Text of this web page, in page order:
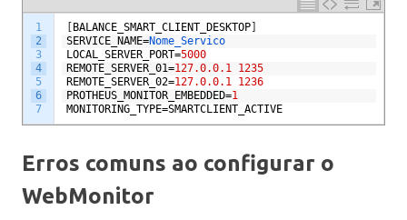
1
2
3
4
5
6
7
BALANCE_SMART_CLIENT_DESKTOP
SERVICE_NAME=Nome_Servico
LOCAL_SERVER_PORT=5000
REMOTE_SERVER_01=127.0.0.1 1235
REMOTE_SERVER_02=127.0.0.1 1236
PROTHEUS_MONITOR_EMBEDDED=1
MONITORING_TYPE=SMARTCLIENT_ACTIVE
Erros comuns ao configurar o
WebMonitor